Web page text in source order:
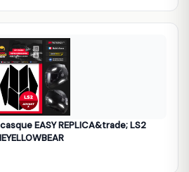
EASY REPLICA&trade; LS2